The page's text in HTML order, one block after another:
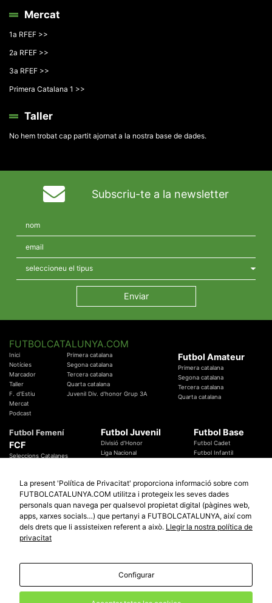
Mercat
1a RFEF >>
2a RFEF >>
3a RFEF >>
Primera Catalana 1 >>
Taller
No hem trobat cap partit ajornat a la nostra base de dades.
Subscriu-te a la newsletter
FUTBOLCATALUNYA.COM
Inici
Notícies
Marcador
Taller
F. d'Estiu
Mercat
Podcast
Primera catalana
Segona catalana
Tercera catalana
Quarta catalana
Juvenil Div. d'honor Grup 3A
Futbol Amateur
Primera catalana
Segona catalana
Tercera catalana
Quarta catalana
Futbol Femení
FCF
Seleccions Catalanes
Temes Federatius
Futbol Juvenil
Divisió d'Honor
Liga Nacional
Futbol Base
Futbol Cadet
Futbol Infantil
Futbol Catalunya
Promocions
Sortejos
Participació
Especials
Copa Catalunya Absoluta 2019
Copa del Rei 2019 - 2020
© 2010 - 2026FutbolCatalunya.com
La present 'Política de Privacitat' proporciona informació sobre com
FUTBOLCATALUNYA.COM utilitza i protegeix les seves dades
personals quan navega per qualsevol propietat digital (pàgines web,
apps, xarxes socials…) que pertanyi a FUTBOLCATALUNYA, així com
dels drets que li assisteixen referent a això. Llegir la nostra política de
privacitat
Configurar